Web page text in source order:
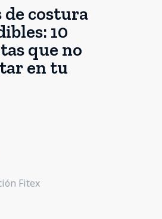
de costura
10
que no
en tu
Fitex